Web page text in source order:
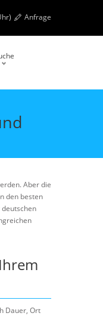
Anfrage
Aber die
den besten
Dauer, Ort